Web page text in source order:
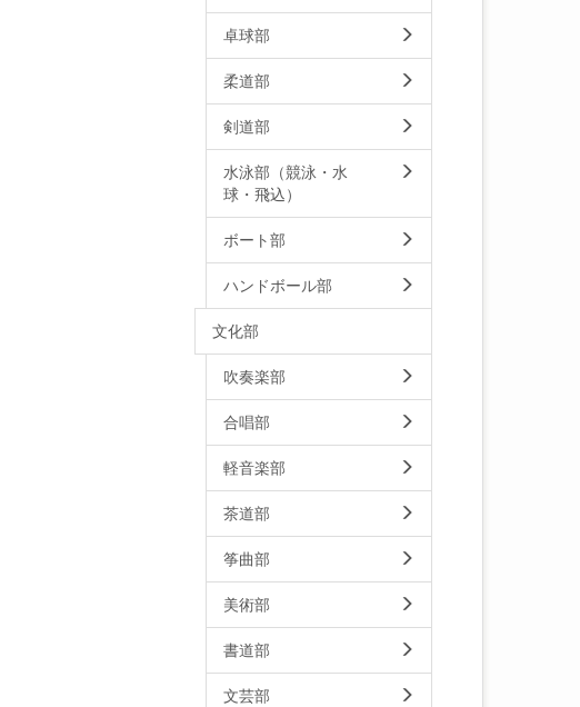
卓球部
柔道部
剣道部
水泳部（競泳・水
球・飛込）
ボート部
ハンドボール部
文化部
吹奏楽部
合唱部
軽音楽部
茶道部
筝曲部
美術部
書道部
文芸部